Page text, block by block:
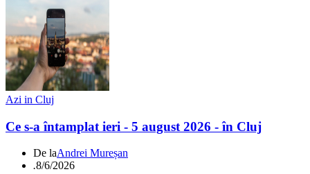
Azi in Cluj
Ce s-a întamplat ieri - 5 august 2026 - în Cluj
De laAndrei Mureșan
.8/6/2026